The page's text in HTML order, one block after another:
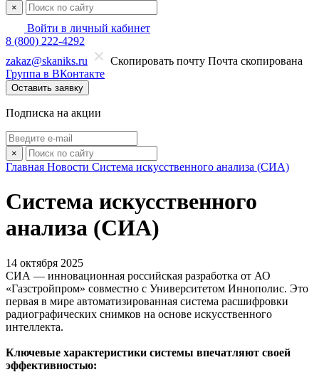
×
Войти в личный кабинет
8 (800) 222-4292
zakaz@skaniks.ru
Скопировать почту Почта скопирована
Группа в ВКонтакте
Оставить заявку
Подписка на акции
×
Главная Новости Система искусственного анализа (СИА)
Система искусственного
анализа (СИА)
14 октября 2025
СИА — инновационная российская разработка от АО
«Газстройпром» совместно с Университетом Иннополис. Это
первая в мире автоматизированная система расшифровки
радиографических снимков на основе искусственного
интеллекта.
Ключевые характеристики системы впечатляют своей
эффективностью: